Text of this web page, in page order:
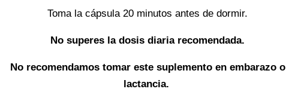
Toma la cápsula 20 minutos antes de dormir.
No superes la dosis diaria recomendada.
No recomendamos tomar este suplemento en embarazo o
lactancia.